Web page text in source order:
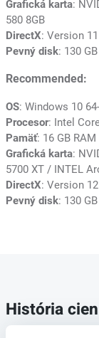
Grafická karta:
580 8GB
DirectX: Version 11
Pevný disk: 130
Recommended:
OS: Windows 10
Procesor: Intel
Pamäť: 16 GB RAM
Grafická karta:
5700 XT / INTEL
DirectX: Version 12
Pevný disk: 130
História cien